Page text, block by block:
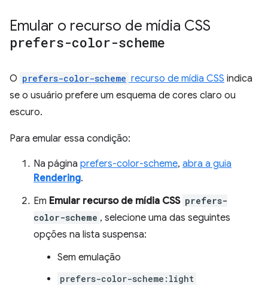
Emular o recurso de mídia CSS
prefers-color-scheme
O prefers-color-scheme recurso de mídia CSS indica
se o usuário prefere um esquema de cores claro ou
escuro.
Para emular essa condição:
Na página prefers-color-scheme, abra a guia
Rendering.
Em Emular recurso de mídia CSS prefers-
color-scheme , selecione uma das seguintes
opções na lista suspensa:
Sem emulação
prefers-color-scheme:light